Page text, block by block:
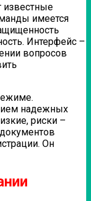
известные
имеется
Интерфейс –
вопросов
надежных
риски –
Он